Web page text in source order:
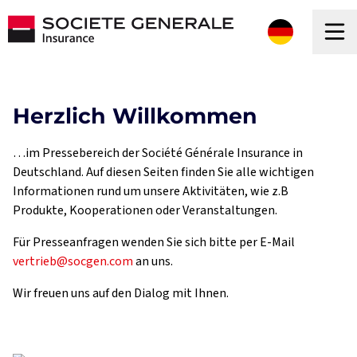
Herzlich Willkommen
…im Pressebereich der Société Générale Insurance in
Deutschland. Auf diesen Seiten finden Sie alle wichtigen
Informationen rund um unsere Aktivitäten, wie z.B
Produkte, Kooperationen oder Veranstaltungen.
Für Presseanfragen wenden Sie sich bitte per E-Mail
vertrieb@socgen.coman uns.
Wir freuen uns auf den Dialog mit Ihnen.